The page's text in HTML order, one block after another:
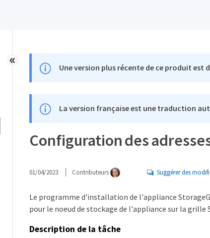
Une version plus récente de ce produit est
La version française est une traduction
Configuration des
01/04/2023 Contributeurs Suggérer des
Le programme d'installation de l'appliance
pour le noeud de stockage de l'appliance sur la
Description de la tâche